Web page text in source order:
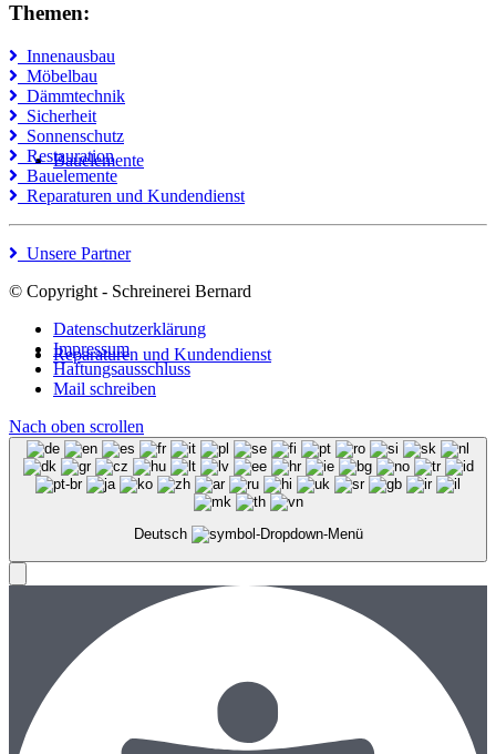
Bauelemente
Reparaturen und Kundendienst
Themen:
Innenausbau
Möbelbau
Dämmtechnik
Sicherheit
Sonnenschutz
Restauration
Bauelemente
Reparaturen und Kundendienst
Unsere Partner
© Copyright - Schreinerei Bernard
Datenschutzerklärung
Impressum
Haftungsausschluss
Mail schreiben
Nach oben scrollen
Deutsch